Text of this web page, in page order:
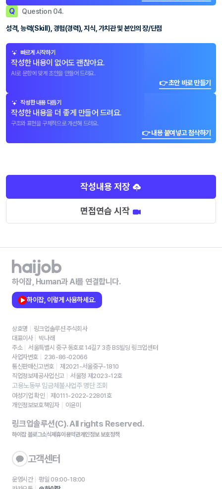
Q Question 04.
성격, 능력(Skill), 경험(경력), 지식, 가치관 및 본인의 장/단점
빠르게 시작하기
작성한 내용이 없어도 괜찮아요.
AI로 문항에 맞게 초안을 만들어 드려요.
👉 초안 바로 만들기
작성한 내용 다듬기
작성한 내용을 더 좋게 만들어 드려요.
구조와 표현을 구체적으로 개선해 드려요.
👉 내용 붙여넣고 첨삭하기
작성내용 저장
면접연습 시작
하이잡, Human과 AI를 연결합니다.
하이잡, 이렇게 사용하세요.
상호명
링크업솔루션 주식회사
대표이사
박나래
주소
서울특별시 중구 동호로 14길7 3층 BS빌딩 링크업센터
사업자번호
236-86-02066
통신판매신고번호
제2021-서울중구-1810
직업정보제공사업신고
서울청 제2023-12호
고용노동부 임금체불사업주 명단 조회
여성기업 확인
제0111-2022-22801호
개인정보보호책임자
이윤미
링크업솔루션(C). All rights Reserved.
하이잡 블로그소식제휴이용약관개인정보 보호정책
고객센터
운영시간
평일 09:00-18:00